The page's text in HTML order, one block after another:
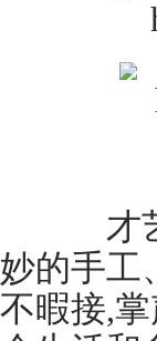
才艺
妙的手
不暇接,